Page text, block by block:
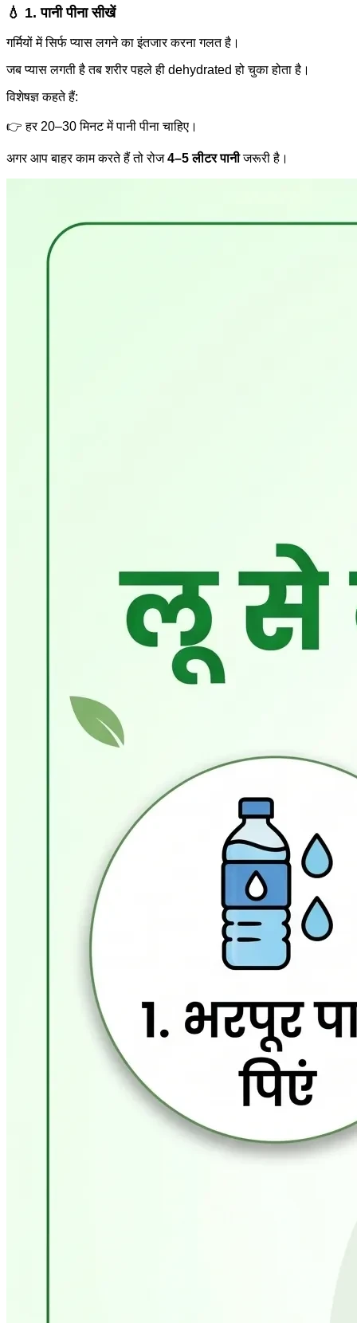
💧 1. पानी पीना सीखें
गर्मियों में सिर्फ प्यास लगने का इंतजार करना गलत है।
जब प्यास लगती है तब शरीर पहले ही dehydrated हो चुका होता है।
विशेषज्ञ कहते हैं:
👉 हर 20–30 मिनट में पानी पीना चाहिए।
अगर आप बाहर काम करते हैं तो रोज4–5 लीटर पानीजरूरी है।